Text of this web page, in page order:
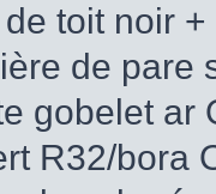
toit noir
de pare
gobelet ar
R32/bora